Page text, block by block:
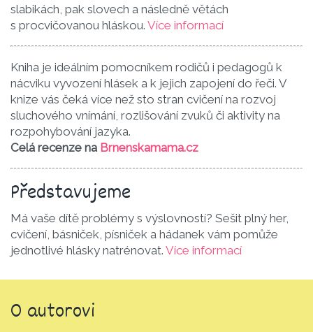
slabikách, pak slovech a následně větách
s procvičovanou hláskou. Více informací
Kniha je ideálním pomocníkem rodičů i pedagogů k
nácviku vyvození hlásek a k jejich zapojení do řeči. V
knize vás čeká více než sto stran cvičení na rozvoj
sluchového vnímání, rozlišování zvuků či aktivity na
rozpohybování jazyka.
Celá recenze na Brnenskamama.cz
Představu­jeme
Má vaše dítě problémy s výslovností? Sešit plný her,
cvičení, básniček, písniček a hádanek vám pomůže
jednotlivé hlásky natrénovat. Více informací
O autorovi